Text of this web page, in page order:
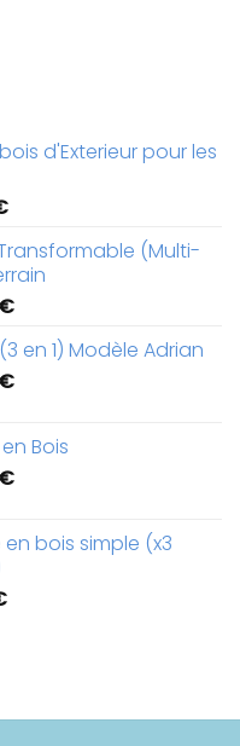
d'Exterieur pour les
Plage
prix :
426.00 €
à
918.00 €
(Multi-
€Plage
prix :
422.00 €
782.00 €
en 1) Modèle Adrian
€Plage
264.00 €
à
Bois
€Plage
422.00 €
bois simple (x3
Plage
383.00 €